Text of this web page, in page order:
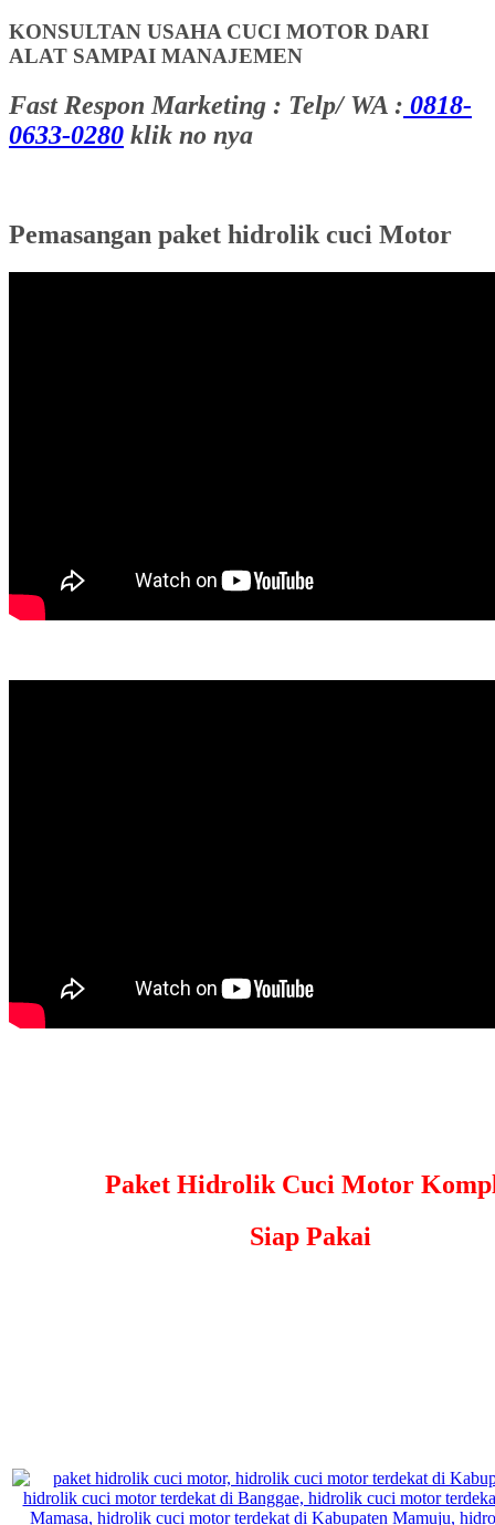
KONSULTAN USAHA CUCI MOTOR DARI
ALAT SAMPAI MANAJEMEN
Fast Respon Marketing : Telp/ WA : 0818-
0633-0280 klik no nya
Pemasangan paket hidrolik cuci Motor
Paket Hidrolik Cuci Motor
Siap Pakai